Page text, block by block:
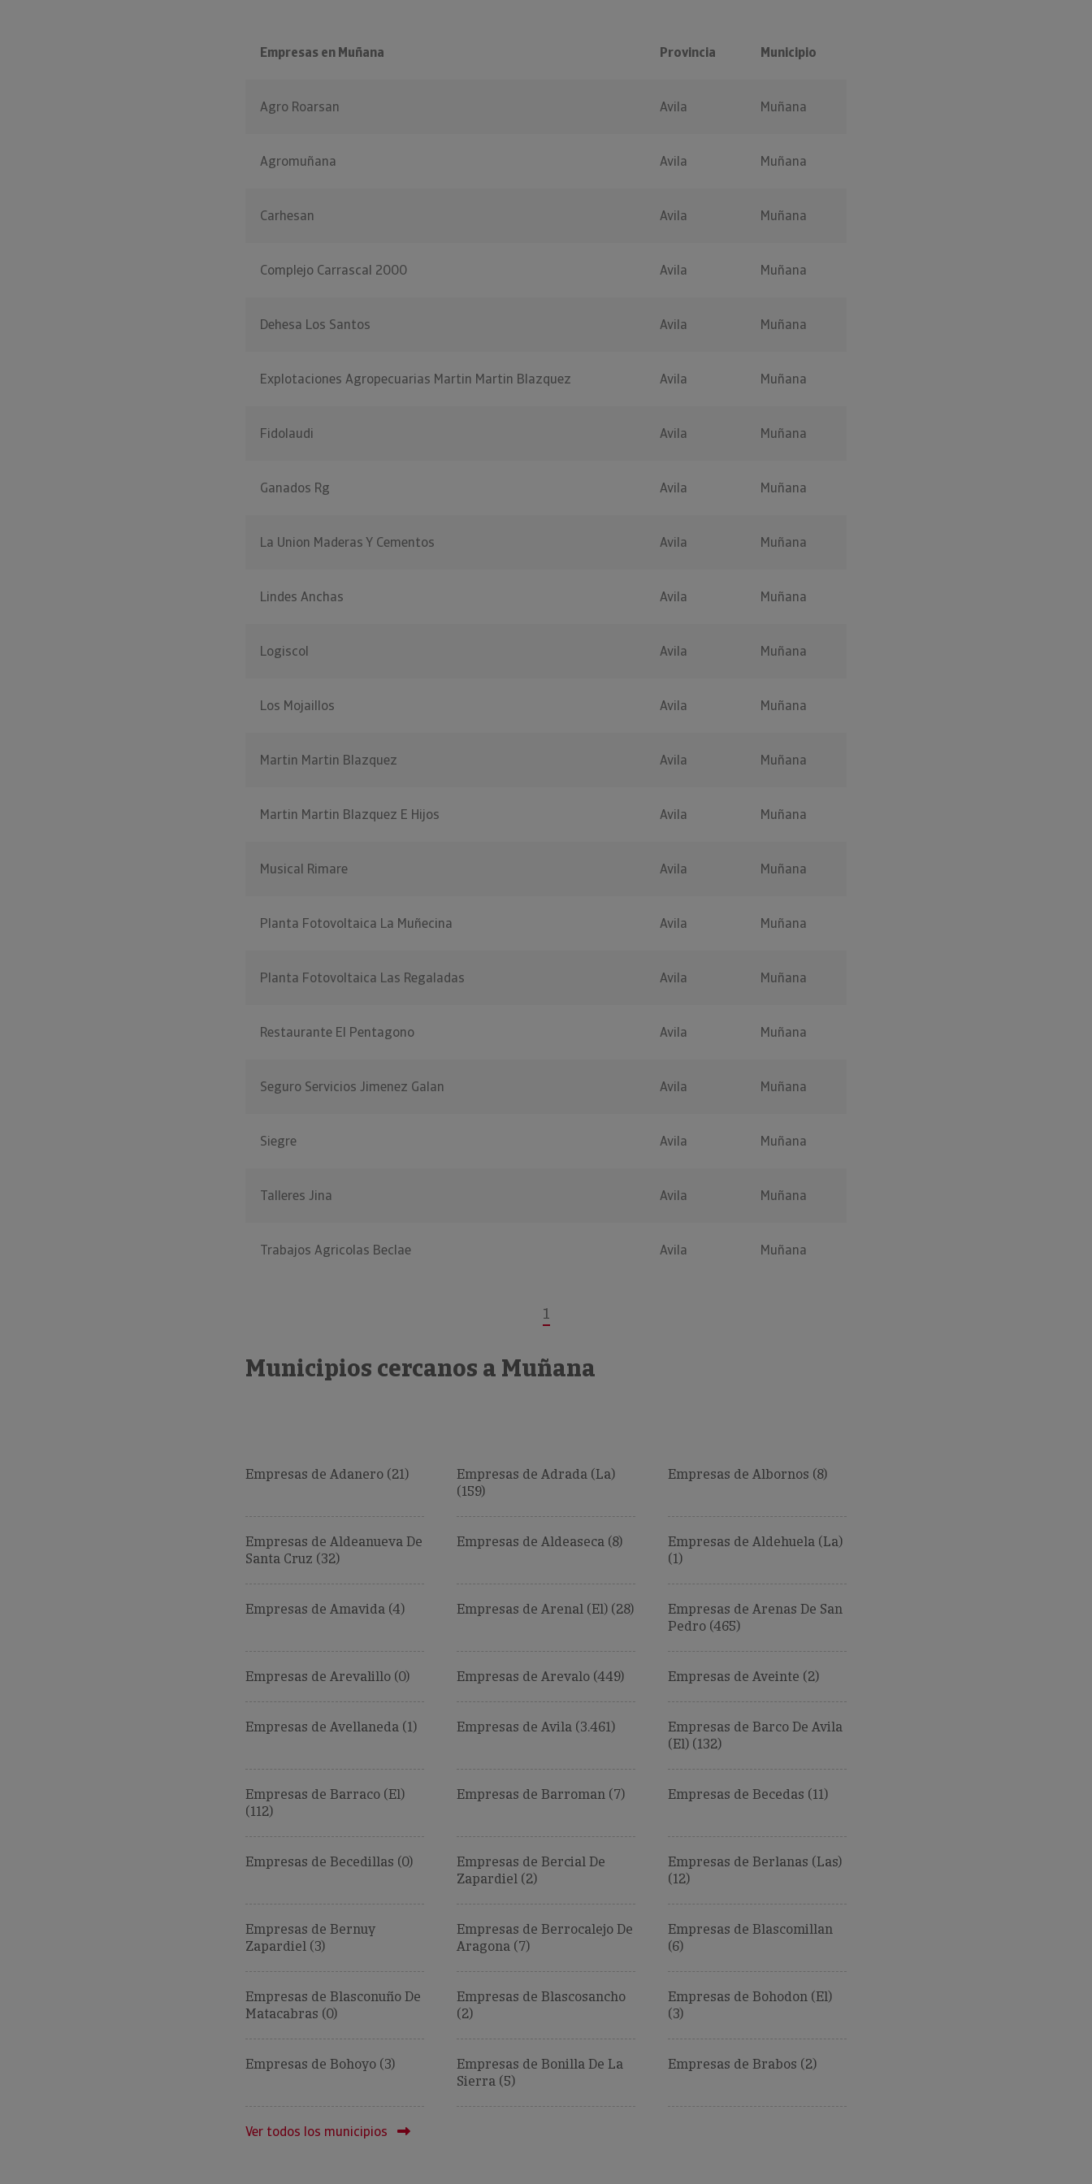
Empresas en Muñana Provincia Municipio
Agro Roarsan Avila Muñana
Agromuñana Avila Muñana
Carhesan Avila Muñana
Complejo Carrascal 2000 Avila Muñana
Dehesa Los Santos Avila Muñana
Explotaciones Agropecuarias Martin Martin Blazquez Avila Muñana
Fidolaudi Avila Muñana
Ganados Rg Avila Muñana
La Union Maderas Y Cementos Avila Muñana
Lindes Anchas Avila Muñana
Logiscol Avila Muñana
Los Mojaillos Avila Muñana
Martin Martin Blazquez Avila Muñana
Martin Martin Blazquez E Hijos Avila Muñana
Musical Rimare Avila Muñana
Planta Fotovoltaica La Muñecina Avila Muñana
Planta Fotovoltaica Las Regaladas Avila Muñana
Restaurante El Pentagono Avila Muñana
Seguro Servicios Jimenez Galan Avila Muñana
Siegre Avila Muñana
Talleres Jina Avila Muñana
Trabajos Agricolas Beclae Avila Muñana
1
Municipios cercanos a Muñana
Empresas de Adanero (21)
Empresas de Adrada (La)
(159)
Empresas de Albornos (8)
Empresas de Aldeanueva De
Santa Cruz (32)
Empresas de Aldeaseca (8)
Empresas de Aldehuela (La)
(1)
Empresas de Amavida (4) Empresas de Arenal (El) (28)
Empresas de Arenas De San
Pedro (465)
Empresas de Arevalillo (0) Empresas de Arevalo (449) Empresas de Aveinte (2)
Empresas de Avellaneda (1) Empresas de Avila (3.461)
Empresas de Barco De Avila
(El) (132)
Empresas de Barraco (El)
(112)
Empresas de Barroman (7) Empresas de Becedas (11)
Empresas de Becedillas (0)
Empresas de Bercial De
Zapardiel (2)
Empresas de Berlanas (Las)
(12)
Empresas de Bernuy
Zapardiel (3)
Empresas de Berrocalejo De
Aragona (7)
Empresas de Blascomillan
(6)
Empresas de Blasconuño De
Matacabras (0)
Empresas de Blascosancho
(2)
Empresas de Bohodon (El)
(3)
Empresas de Bohoyo (3)
Empresas de Bonilla De La
Sierra (5)
Empresas de Brabos (2)
Ver todos los municipios